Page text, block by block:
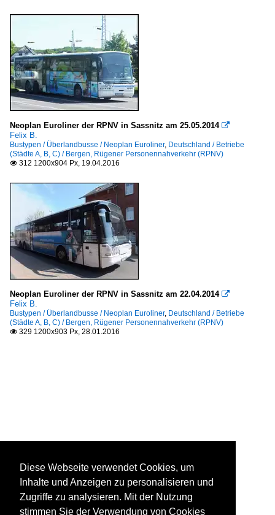
Neoplan Euroliner der RPNV in Sassnitz am 25.05.2014 
Felix B.
Bustypen / Überlandbusse / Neoplan Euroliner, Deutschland / Betriebe
(Städte A, B, C) / Bergen, Rügener Personennahverkehr (RPNV)
 312 1200x904 Px, 19.04.2016
Neoplan Euroliner der RPNV in Sassnitz am 22.04.2014 
Felix B.
Bustypen / Überlandbusse / Neoplan Euroliner, Deutschland / Betriebe
(Städte A, B, C) / Bergen, Rügener Personennahverkehr (RPNV)
 329 1200x903 Px, 28.01.2016
Diese Webseite verwendet Cookies, um
Inhalte und Anzeigen zu personalisieren und
Zugriffe zu analysieren. Mit der Nutzung
stimmen Sie der Verwendung von Cookies